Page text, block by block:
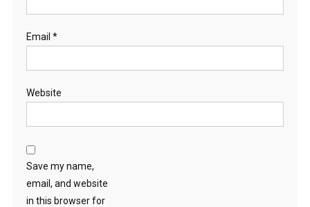
Email *
Website
Save my name,
email, and website
in this browser for